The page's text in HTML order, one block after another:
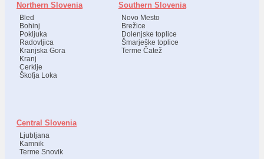
Northern Slovenia
Bled
Bohinj
Pokljuka
Radovljica
Kranjska Gora
Kranj
Cerklje
Škofja Loka
Southern Slovenia
Novo Mesto
Brežice
Dolenjske toplice
Šmarješke toplice
Terme Čatež
Central Slovenia
Ljubljana
Kamnik
Terme Snovik